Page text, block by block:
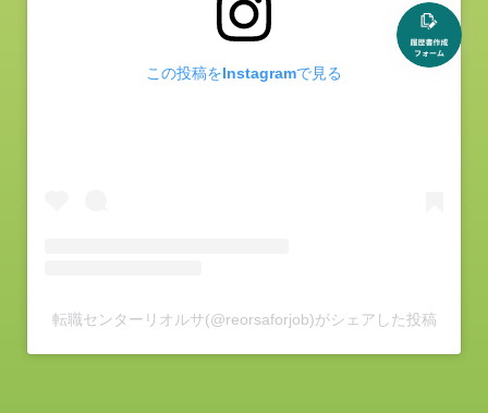
この投稿をInstagramで見る
転職センターリオルサ(@reorsaforjob)がシェアした投稿